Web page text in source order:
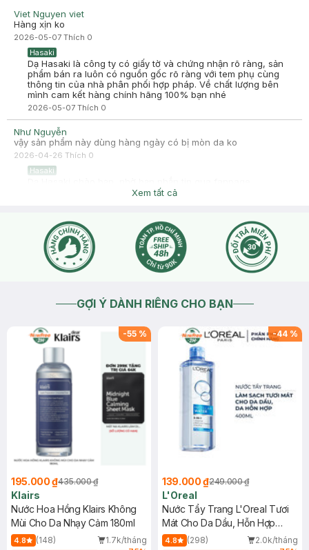
sừng của tui
Viet Nguyen viet
Hàng xịn ko
2026-05-07 Thích 0
Hasaki
Dạ Hasaki là công ty có giấy tờ và chứng nhận rõ ràng, sản
phẩm bán ra luôn có nguồn gốc rõ ràng với tem phụ cùng
thông tin của nhà phân phối hợp pháp. Về chất lượng bên
mình cam kết hàng chính hãng 100% bạn nhé
2026-05-07 Thích 0
Như Nguyễn
vậy sản phẩm này dùng hàng ngày có bị mòn da ko
2026-04-26 Thích 0
Hasaki
Facebook Hasaki (VN) để lại thông tin tình trạng da Hasaki
Xem tất cả
GỢI Ý DÀNH RIÊNG CHO BẠN
-55 %
195.000 ₫435.000 ₫
Klairs
Nước Hoa Hồng Klairs Không
Mùi Cho Da Nhạy Cảm 180ml
4.8 (148)
1.7k/tháng
-44 %
139.000 ₫249.000 ₫
L'Oreal
Nước Tẩy Trang L'Oreal Tươi
Mát Cho Da Dầu, Hỗn Hợp
400ml
4.8 (298)
2.0k/tháng